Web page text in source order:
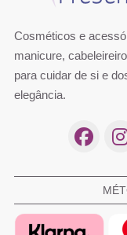
Cosméticos e
manicure,
para cuidar de si e
elegância.